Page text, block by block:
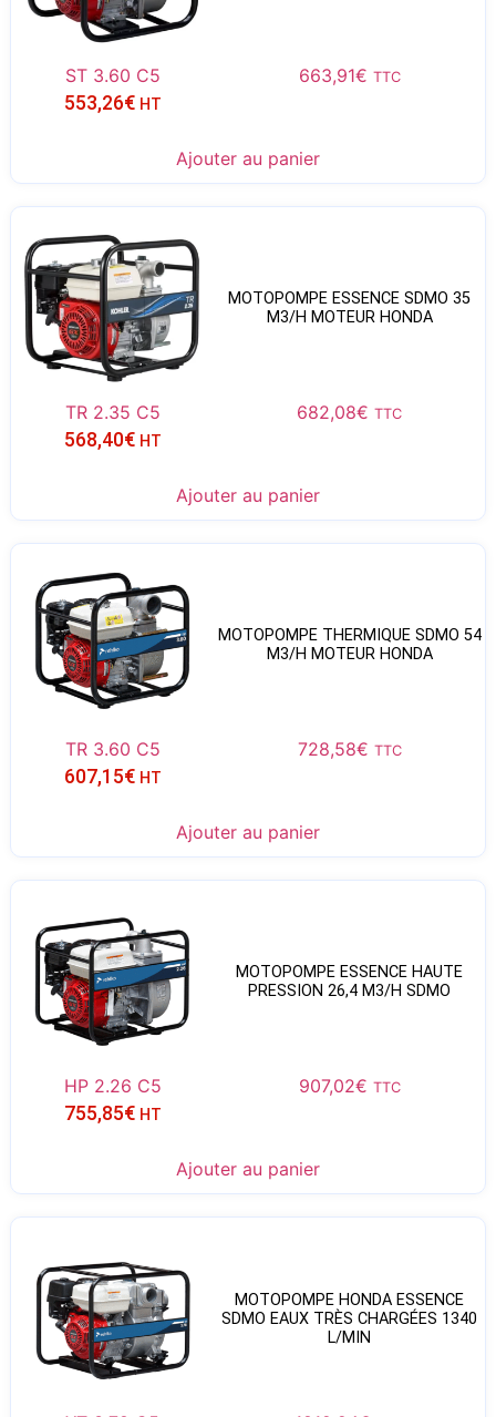
ST 3.60 C5 663,91€ TTC
553,26€ HT
Ajouter au panier
MOTOPOMPE ESSENCE SDMO 35
M3/H MOTEUR HONDA
TR 2.35 C5 682,08€ TTC
568,40€ HT
Ajouter au panier
MOTOPOMPE THERMIQUE SDMO 54
M3/H MOTEUR HONDA
TR 3.60 C5 728,58€ TTC
607,15€ HT
Ajouter au panier
MOTOPOMPE ESSENCE HAUTE
PRESSION 26,4 M3/H SDMO
HP 2.26 C5 907,02€ TTC
755,85€ HT
Ajouter au panier
MOTOPOMPE HONDA ESSENCE
SDMO EAUX TRÈS CHARGÉES 1340
L/MIN